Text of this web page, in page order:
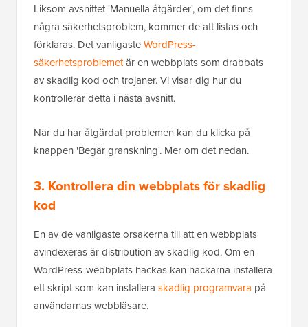
Liksom avsnittet 'Manuella åtgärder', om det finns
några säkerhetsproblem, kommer de att listas och
förklaras. Det vanligasteWordPress-
säkerhetsproblemetär en webbplats som drabbats
av skadlig kod och trojaner. Vi visar dig hur du
kontrollerar detta i nästa avsnitt.
När du har åtgärdat problemen kan du klicka på
knappen 'Begär granskning'. Mer om det nedan.
3. Kontrollera din webbplats för skadlig
kod
En av de vanligaste orsakerna till att en webbplats
avindexeras är distribution av skadlig kod. Om en
WordPress-webbplats hackas kan hackarna installera
ett skript som kan installera skadlig programvara på
användarnas webbläsare.